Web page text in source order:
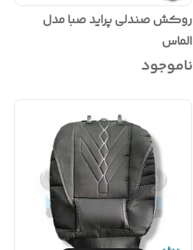
روکش صندلی پراید صبا مدل
الماس
ناموجود